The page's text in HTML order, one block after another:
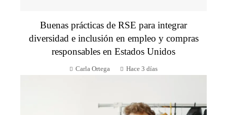
Buenas prácticas de RSE para integrar
diversidad e inclusión en empleo y compras
responsables en Estados Unidos
Carla Ortega Hace 3 días